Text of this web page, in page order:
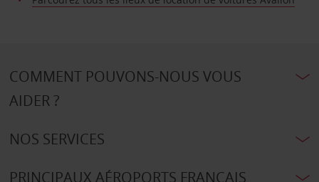
COMMENT POUVONS-NOUS VOUS
AIDER ?
NOS SERVICES
PRINCIPAUX AÉROPORTS FRANÇAIS